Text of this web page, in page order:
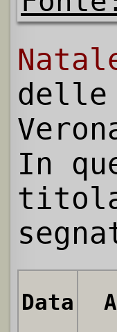
delle
In
Data